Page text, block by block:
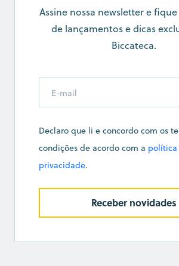
Assine nossa newsletter e
de lançamentos e dicas
Biccateca.
Declaro que li e concordo com os
condições de acordo com a
privacidade.
Receber novidades